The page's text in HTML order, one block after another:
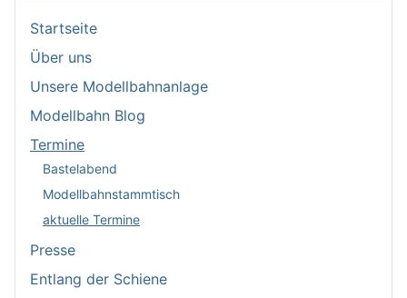
Startseite
Über uns
Unsere Modellbahnanlage
Modellbahn Blog
Termine
Bastelabend
Modellbahnstammtisch
aktuelle Termine
Presse
Entlang der Schiene